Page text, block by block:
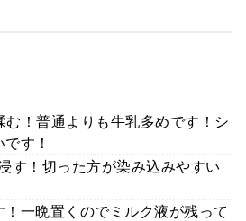
！普通よりも牛乳多めです！シ
す！
す！切った方が染み込みやすい
一晩置くのでミルク液が残って